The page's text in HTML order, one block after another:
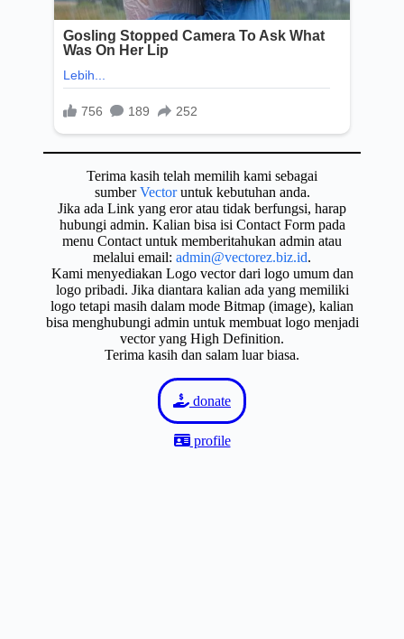
Terima kasih telah memilih kami sebagai
sumberVectoruntuk kebutuhan anda.
Jika ada Link yang eror atau tidak berfungsi, harap
hubungi admin. Kalian bisa isi Contact Form pada
menu Contact untuk memberitahukan admin atau
melalui email: admin@vectorez.biz.id.
Kami menyediakan Logo vector dari logo umum dan
logo pribadi. Jika diantara kalian ada yang memiliki
logo tetapi masih dalam mode Bitmap (image), kalian
bisa menghubungi admin untuk membuat logo menjadi
vector yang High Definition.
Terima kasih dan salam luar biasa.
donate
profile